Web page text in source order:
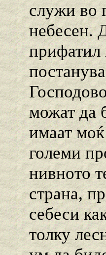
служи во
небесен.
прифатил
можат да
имаат
големи
нивното
страна,
себеси
толку